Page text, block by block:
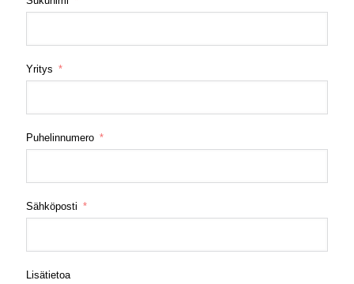
Yritys
Puhelinnumero
Sähköposti
Lisätietoa